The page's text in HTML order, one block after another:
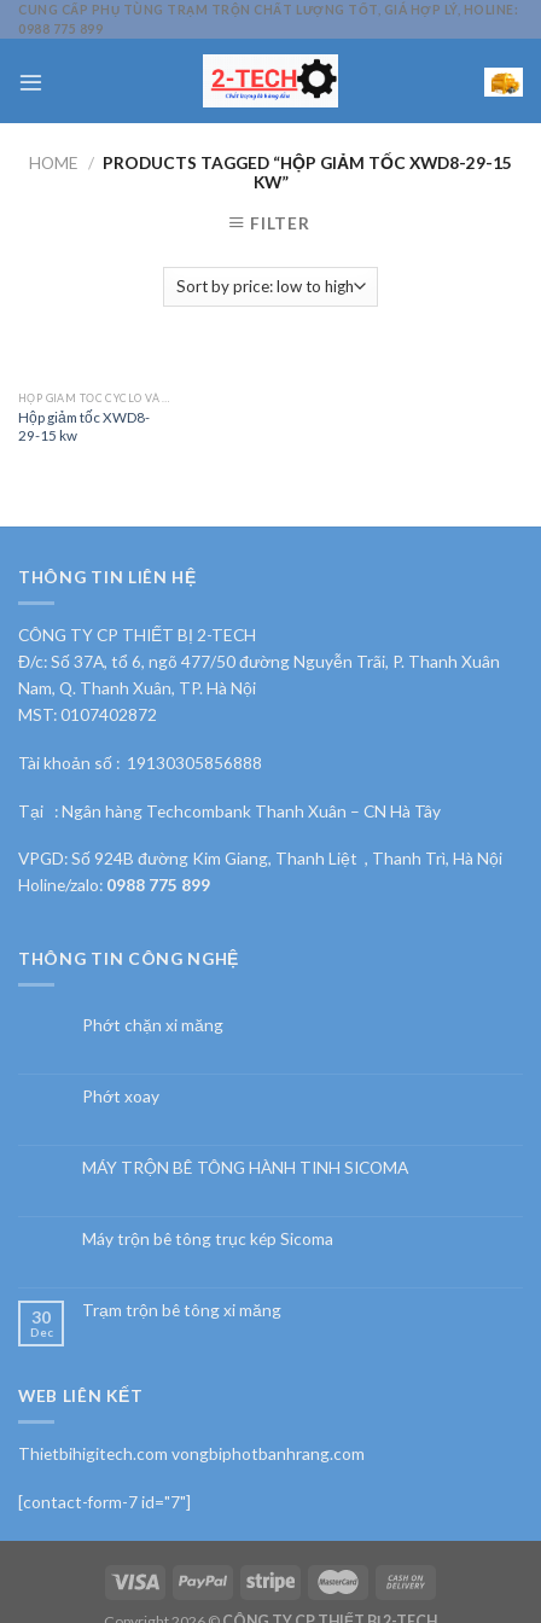
Skip
to
CUNG CẤP PHỤ TÙNG TRẠM TRỘN CHẤT LƯỢNG TỐT, GIÁ HỢP LÝ, HOLINE:
0988 775 899
HOME / PRODUCTS TAGGED “HỘP GIẢM TỐC XWD8-29-15
KW”
FILTER
HỘP GIẢM TỐC CYCLO VÀ PHỤ TÙNG
Hộp giảm tốc XWD8-
29-15 kw
THÔNG TIN LIÊN HỆ
CÔNG TY CP THIẾT BỊ 2-TECH
Đ/c: Số 37A, tổ 6, ngõ 477/50 đường Nguyễn Trãi, P. Thanh Xuân
Nam, Q. Thanh Xuân, TP. Hà Nội
MST: 0107402872
Tài khoản số : 19130305856888
Tại : Ngân hàng Techcombank Thanh Xuân – CN Hà Tây
VPGD: Số 924B đường Kim Giang, Thanh Liệt , Thanh Trì, Hà Nội
Holine/zalo: 0988 775 899
THÔNG TIN CÔNG NGHỆ
Phớt chặn xi măng
Phớt xoay
MÁY TRỘN BÊ TÔNG HÀNH TINH SICOMA
Máy trộn bê tông trục kép Sicoma
30
Dec
Trạm trộn bê tông xi măng
WEB LIÊN KẾT
Thietbihigitech.com vongbiphotbanhrang.com
[contact-form-7 id="7"]